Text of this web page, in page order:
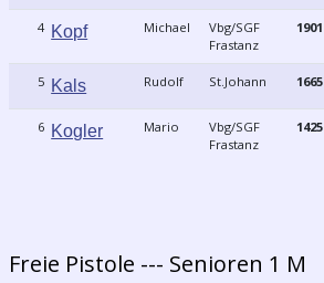
4 Kopf Michael
Vbg/SGF
Frastanz
1901
5 Kals Rudolf St.Johann 1665
6 Kogler Mario
Vbg/SGF
Frastanz
1425
Freie Pistole --- Senioren 1 M